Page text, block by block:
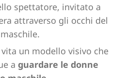
spettatore, invitato a
attraverso gli occhi del
un modello visivo che
a guardare le donne